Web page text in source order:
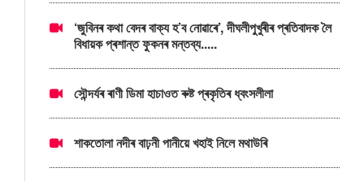
‘জুবিনৰ কথা বেদৰ বাক্য হ’ব নোৱাৰে’, দীঘলীপুখুৰীৰ প্ৰতিবাদক লৈ
বিধায়ক প্ৰশান্ত ফুকনৰ মন্তব্য.....
সৌন্দৰ্যৰ ৰাণী ডিমা হাচাওত ৰুষ্ট প্ৰকৃতিৰ ধ্বংসলীলা
শাকতোলা নদীৰ বাঢ়নী পানীয়ে খহাই নিলে মথাউৰি